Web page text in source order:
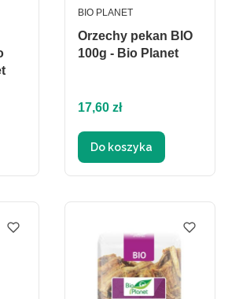
Orzechy pekan BIO
100g - Bio Planet
PRODUCENT
BIO PLANET
Cena
17,60 zł
Do koszyka